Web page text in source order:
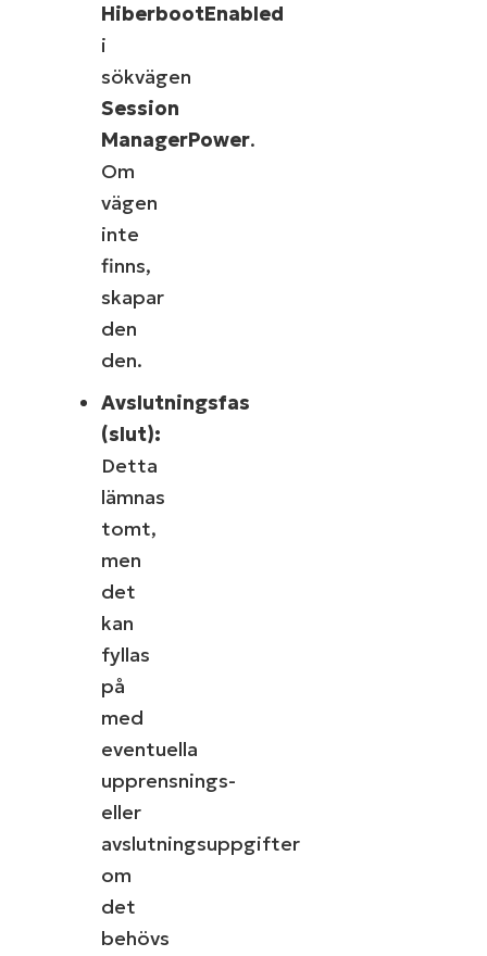
HiberbootEnabled
i
sökvägen
Session
ManagerPower.
Om
vägen
inte
finns,
skapar
den
den.
Avslutningsfas
(slut):
Detta
lämnas
tomt,
men
det
kan
fyllas
på
med
eventuella
upprensnings-
eller
avslutningsuppgifter
om
det
behövs